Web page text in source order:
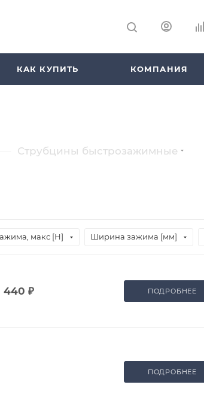
КАК КУПИТЬ КОМПАНИЯ
Струбцины быстрозажимные
макс [Н] Ширина зажима [мм]
440 ₽ ПОДРОБНЕЕ
ПОДРОБНЕЕ